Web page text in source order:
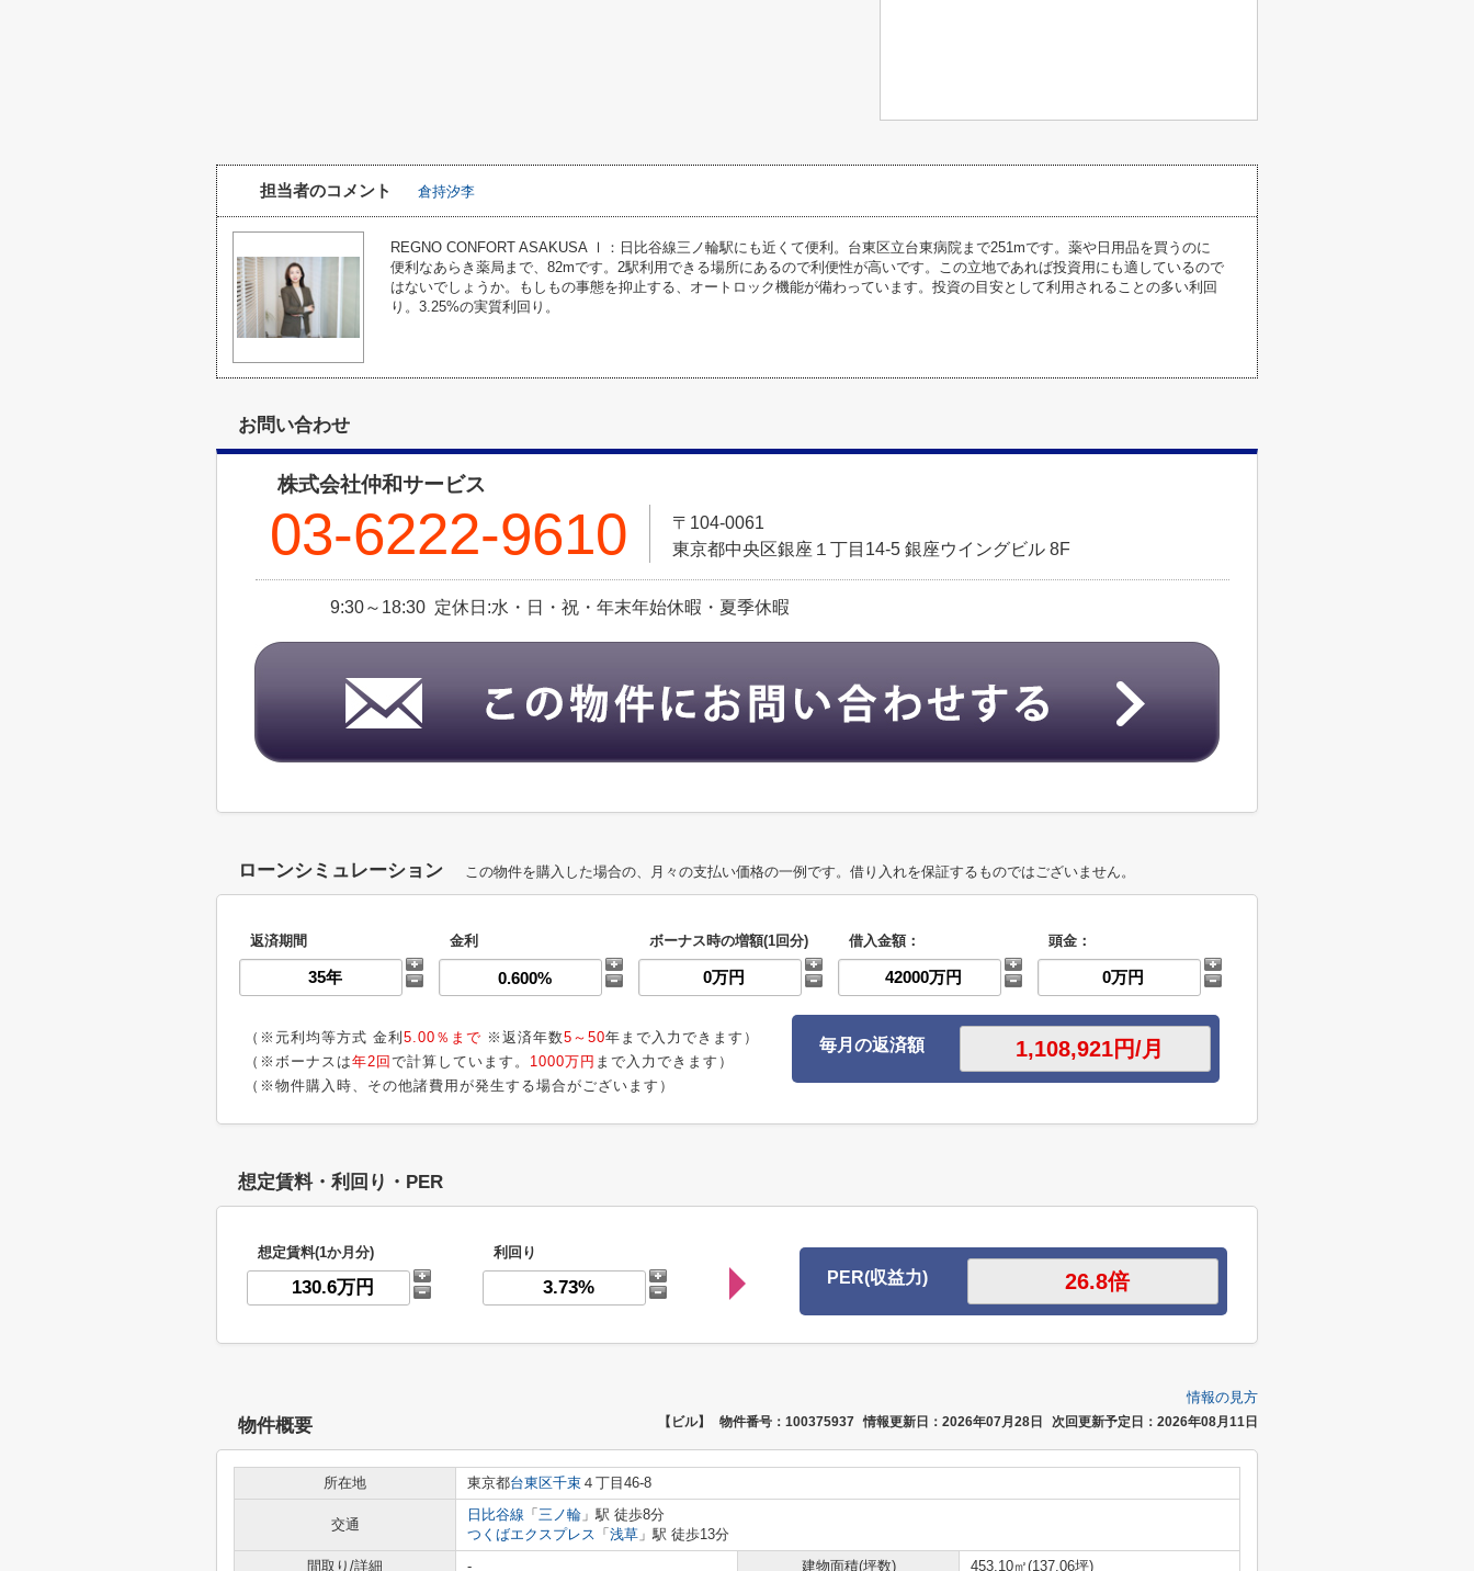
担当者のコメント 倉持汐李
REGNO CONFORT ASAKUSA Ⅰ：日比谷線三ノ輪駅にも近くて便利。台東区立台東病院まで251mです。薬や日用品を買うのに
便利なあらき薬局まで、82mです。2駅利用できる場所にあるので利便性が高いです。この立地であれば投資用にも適しているので
はないでしょうか。もしもの事態を抑止する、オートロック機能が備わっています。投資の目安として利用されることの多い利回
り。3.25%の実質利回り。
お問い合わせ
株式会社仲和サービス
03-6222-9610
〒104-0061
東京都中央区銀座１丁目14-5 銀座ウイングビル 8F
9:30～18:30 定休日:水・日・祝・年末年始休暇・夏季休暇
ローンシミュレーション この物件を購入した場合の、月々の支払い価格の一例です。借り入れを保証するものではございません。
返済期間 金利 ボーナス時の増額(1回分) 借入金額： 頭金：
（※元利均等方式 金利 5.00％まで ※返済年数5～50年まで入力できます）
（※ボーナスは年2回 で計算しています。 1000万円 まで入力できます）
（※物件購入時、その他諸費用が発生する場合がございます）
毎月の返済額
想定賃料・利回り・PER
想定賃料(1か月分) 利回り
PER(収益力)
情報の見方
物件概要 【ビル】 物件番号：100375937 情報更新日：2026年07月28日 次回更新予定日：2026年08月11日
所在地 東京都台東区千束 ４丁目46-8
交通
日比谷線 「 三ノ輪 」駅 徒歩8分
つくばエクスプレス 「 浅草 」駅 徒歩13分
間取り/詳細
- 建物面積(坪数)
453.10㎡(137.06坪)